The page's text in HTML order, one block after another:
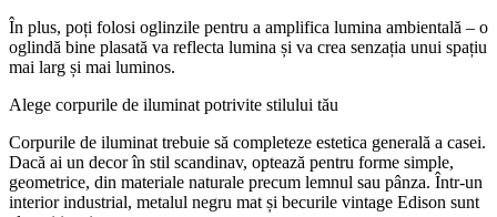
În plus, poți folosi oglinzile pentru a amplifica lumina ambientală – o
oglindă bine plasată va reflecta lumina și va crea senzația unui spațiu
mai larg și mai luminos.
Alege corpurile de iluminat potrivite stilului tău
Corpurile de iluminat trebuie să completeze estetica generală a casei.
Dacă ai un decor în stil scandinav, optează pentru forme simple,
geometrice, din materiale naturale precum lemnul sau pânza. Într-un
interior industrial, metalul negru mat și becurile vintage Edison sunt